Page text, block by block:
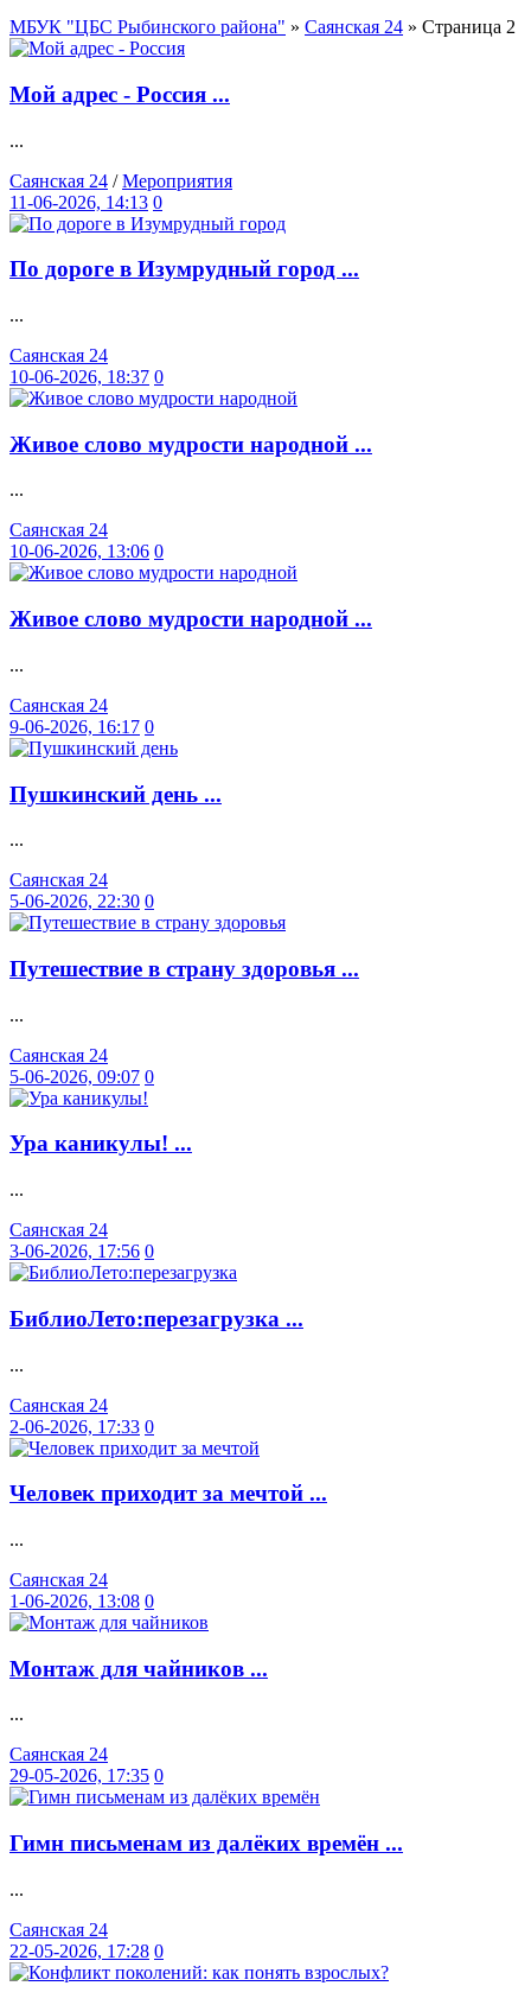
МБУК "ЦБС Рыбинского района" » Саянская 24 » Страница 2
Мой адрес - Россия ...
...
Саянская 24 /Мероприятия
11-06-2026, 14:13 0
По дороге в Изумрудный город ...
...
Саянская 24
10-06-2026, 18:37 0
Живое слово мудрости народной ...
...
Саянская 24
10-06-2026, 13:06 0
Живое слово мудрости народной ...
...
Саянская 24
9-06-2026, 16:17 0
Пушкинский день ...
...
Саянская 24
5-06-2026, 22:30 0
Путешествие в страну здоровья ...
...
Саянская 24
5-06-2026, 09:07 0
Ура каникулы! ...
...
Саянская 24
3-06-2026, 17:56 0
БиблиоЛето:перезагрузка ...
...
Саянская 24
2-06-2026, 17:33 0
Человек приходит за мечтой ...
...
Саянская 24
1-06-2026, 13:08 0
Монтаж для чайников ...
...
Саянская 24
29-05-2026, 17:35 0
Гимн письменам из далёких времён ...
...
Саянская 24
22-05-2026, 17:28 0